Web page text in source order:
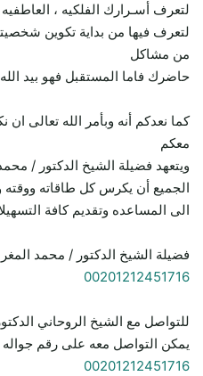
لتعرف أسـرارك الفلكيه ، العاطفيه
لتعرف فيها من بداية تكوين
من مشاكل
حاضرك فاما المستقبل فهو بيد الله
كما نعدكم أنه وبأمر الله تعالى
معكم
ويتعهد فضيلة الشيخ الدكتور /
الجميع أن يكرس كل طاقاته
الى المساعده وتقديم كافة
فضيلة الشيخ الدكتور / محمد
00201212451716
للتواصل مع الشيخ الروحاني
يمكن التواصل معه على رقم
00201212451716